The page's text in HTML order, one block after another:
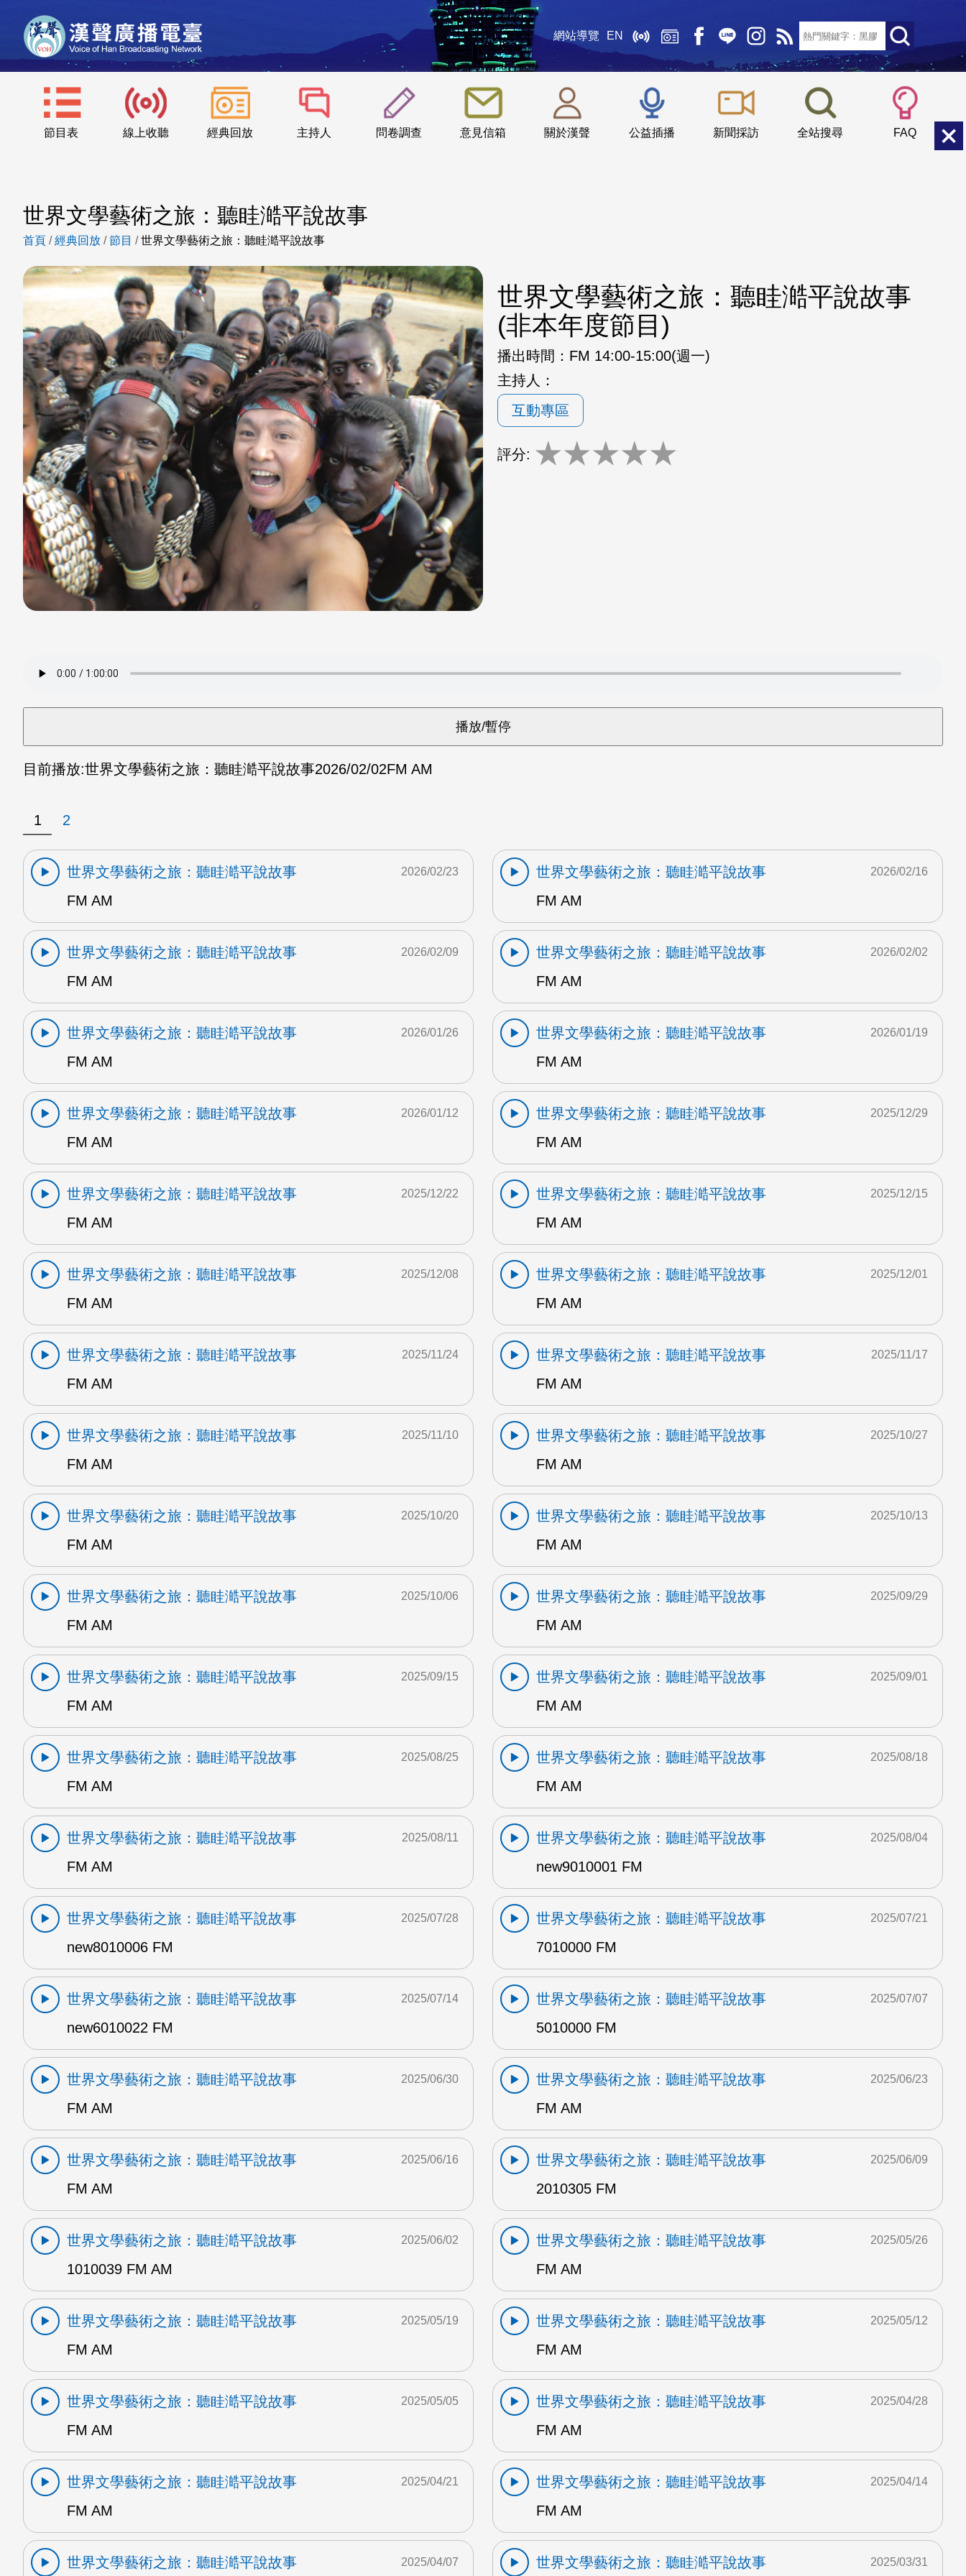
網站導覽 EN
節目表 線上收聽 經典回放 主持人 問卷調查 意見信箱 關於漢聲 公益插播 新聞採訪 全站搜尋 FAQ
::: 小 中
世界文學藝術之旅：聽眭澔平說故事
首頁 /經典回放 /節目 /世界文學藝術之旅：聽眭澔平說故事
世界文學藝術之旅：聽眭澔平說故事
(非本年度節目)
播出時間： FM 14:00-15:00(週一)
主持人：
互動專區
評分: ★★★★★
目前播放:世界文學藝術之旅：聽眭澔平說故事2026/02/02FM AM
1 2
世界文學藝術之旅：聽眭澔平說故事
FM AM
2026/02/23
世界文學藝術之旅：聽眭澔平說故事
FM AM
2026/02/16
世界文學藝術之旅：聽眭澔平說故事
FM AM
2026/02/09
世界文學藝術之旅：聽眭澔平說故事
FM AM
2026/02/02
世界文學藝術之旅：聽眭澔平說故事
FM AM
2026/01/26
世界文學藝術之旅：聽眭澔平說故事
FM AM
2026/01/19
世界文學藝術之旅：聽眭澔平說故事
FM AM
2026/01/12
世界文學藝術之旅：聽眭澔平說故事
FM AM
2025/12/29
世界文學藝術之旅：聽眭澔平說故事
FM AM
2025/12/22
世界文學藝術之旅：聽眭澔平說故事
FM AM
2025/12/15
世界文學藝術之旅：聽眭澔平說故事
FM AM
2025/12/08
世界文學藝術之旅：聽眭澔平說故事
FM AM
2025/12/01
世界文學藝術之旅：聽眭澔平說故事
FM AM
2025/11/24
世界文學藝術之旅：聽眭澔平說故事
FM AM
2025/11/17
世界文學藝術之旅：聽眭澔平說故事
FM AM
2025/11/10
世界文學藝術之旅：聽眭澔平說故事
FM AM
2025/10/27
世界文學藝術之旅：聽眭澔平說故事
FM AM
2025/10/20
世界文學藝術之旅：聽眭澔平說故事
FM AM
2025/10/13
世界文學藝術之旅：聽眭澔平說故事
FM AM
2025/10/06
世界文學藝術之旅：聽眭澔平說故事
FM AM
2025/09/29
世界文學藝術之旅：聽眭澔平說故事
FM AM
2025/09/15
世界文學藝術之旅：聽眭澔平說故事
FM AM
2025/09/01
世界文學藝術之旅：聽眭澔平說故事
FM AM
2025/08/25
世界文學藝術之旅：聽眭澔平說故事
FM AM
2025/08/18
世界文學藝術之旅：聽眭澔平說故事
FM AM
2025/08/11
世界文學藝術之旅：聽眭澔平說故事
new9010001 FM
2025/08/04
世界文學藝術之旅：聽眭澔平說故事
new8010006 FM
2025/07/28
世界文學藝術之旅：聽眭澔平說故事
7010000 FM
2025/07/21
世界文學藝術之旅：聽眭澔平說故事
new6010022 FM
2025/07/14
世界文學藝術之旅：聽眭澔平說故事
5010000 FM
2025/07/07
世界文學藝術之旅：聽眭澔平說故事
FM AM
2025/06/30
世界文學藝術之旅：聽眭澔平說故事
FM AM
2025/06/23
世界文學藝術之旅：聽眭澔平說故事
FM AM
2025/06/16
世界文學藝術之旅：聽眭澔平說故事
2010305 FM
2025/06/09
世界文學藝術之旅：聽眭澔平說故事
1010039 FM AM
2025/06/02
世界文學藝術之旅：聽眭澔平說故事
FM AM
2025/05/26
世界文學藝術之旅：聽眭澔平說故事
FM AM
2025/05/19
世界文學藝術之旅：聽眭澔平說故事
FM AM
2025/05/12
世界文學藝術之旅：聽眭澔平說故事
FM AM
2025/05/05
世界文學藝術之旅：聽眭澔平說故事
FM AM
2025/04/28
世界文學藝術之旅：聽眭澔平說故事
FM AM
2025/04/21
世界文學藝術之旅：聽眭澔平說故事
FM AM
2025/04/14
世界文學藝術之旅：聽眭澔平說故事 2025/04/07 世界文學藝術之旅：聽眭澔平說故事 2025/03/31